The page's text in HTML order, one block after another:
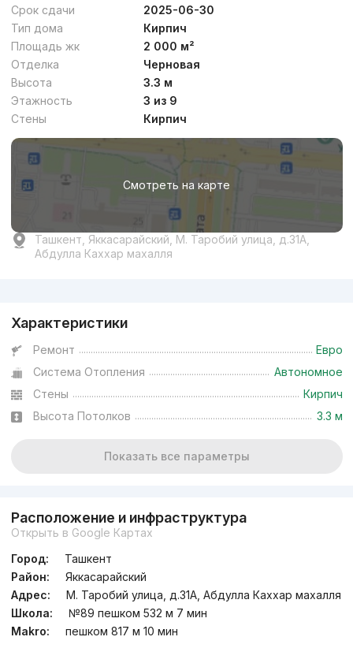
Срок сдачи
2025-06-30
Тип дома
Кирпич
Площадь жк
2 000 м²
Отделка
Черновая
Высота
3.3 м
Этажность
3 из 9
Стены
Кирпич
Смотреть на карте
Ташкент, Яккасарайский, М. Таробий улица, д.31A,
Абдулла Каххар махалля
Характеристики
Ремонт
Евро
Система Отопления
Автономное
Стены
Кирпич
Высота Потолков
3.3 м
Показать все параметры
Расположение и инфраструктура
Открыть в Google Картах
Город:
Ташкент
Район:
Яккасарайский
Адрес:
М. Таробий улица, д.31A, Абдулла Каххар махалля
Школа:
№89 пешком 532 м 7 мин
Makro:
пешком 817 м 10 мин